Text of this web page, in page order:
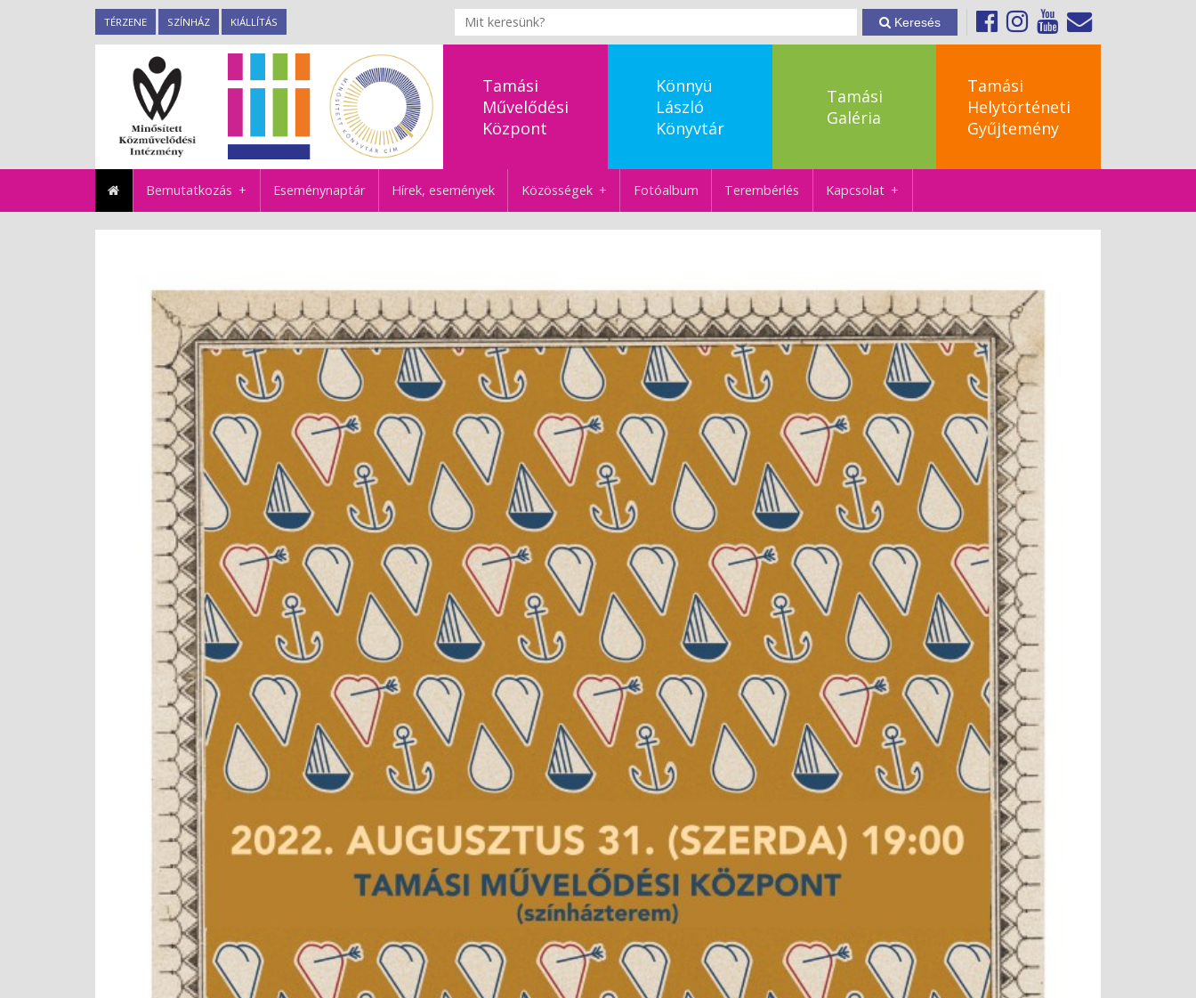
TÉRZENE SZÍNHÁZ KIÁLLÍTÁS Keresés
Tamási
Művelődési
Központ
Könnyü
László
Könyvtár
Tamási
Galéria
Tamási
Helytörténeti
Gyűjtemény
Bemutatkozás Eseménynaptár Hírek, események Közösségek Fotóalbum Terembérlés Kapcsolat